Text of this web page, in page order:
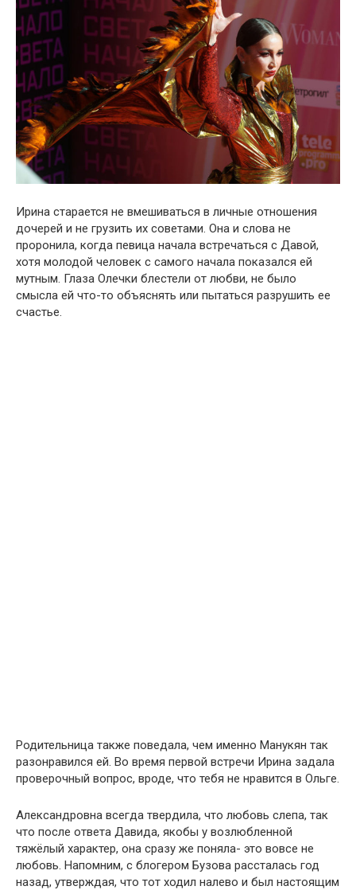
Ирина старается не вмешиваться в личные отношения
дочерей и не грузить их советами. Она и слова не
проронила, когда певица начала встречаться с Давой,
хотя молодой человек с самого начала показался ей
мутным. Глаза Олечки блестели от любви, не было
смысла ей что-то объяснять или пытаться разрушить ее
счастье.
Родительница также поведала, чем именно Манукян так
разонравился ей. Во время первой встречи Ирина задала
проверочный вопрос, вроде, что тебя не нравится в Ольге.
Александровна всегда твердила, что любовь слепа, так
что после ответа Давида, якобы у возлюбленной
тяжёлый характер, она сразу же поняла- это вовсе не
любовь. Напомним, с блогером Бузова рассталась год
назад, утверждая, что тот ходил налево и был настоящим